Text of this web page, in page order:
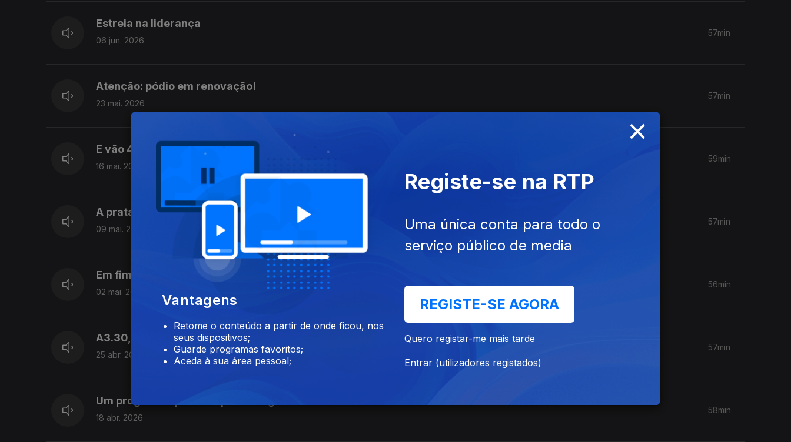
Estreia na liderança
06 jun. 2026
57min
Atenção: pódio em renovação!
23 mai. 2026
57min
E vão 4!
16 mai. 2026
59min
A prata tem novo dono
09 mai. 2026
57min
Em fim-de-semana prolongado, prolonga-se a liderança
02 mai. 2026
56min
A3.30, sempre!
25 abr. 2026
57min
Um programa que mais parece Agosto nas fronteiras
18 abr. 2026
58min
×
Vantagens
Retome o conteúdo a partir de onde ficou, nos
seus dispositivos;
Guarde programas favoritos;
Aceda à sua área pessoal;
Registe-se na RTP
Uma única conta para todo o
serviço público de media
REGISTE-SE AGORA
Quero registar-me mais tarde
Entrar (utilizadores registados)